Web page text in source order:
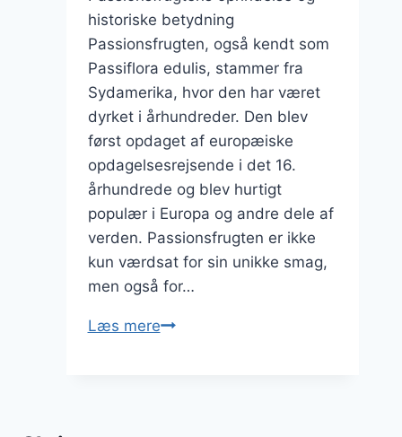
historiske betydning
Passionsfrugten, også kendt som
Passiflora edulis, stammer fra
Sydamerika, hvor den har været
dyrket i århundreder. Den blev
først opdaget af europæiske
opdagelsesrejsende i det 16.
århundrede og blev hurtigt
populær i Europa og andre dele af
verden. Passionsfrugten er ikke
kun værdsat for sin unikke smag,
men også for…
Læs merePassionsfrugt